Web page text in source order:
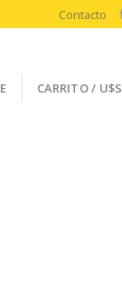
Contacto
CARRITO / U$S